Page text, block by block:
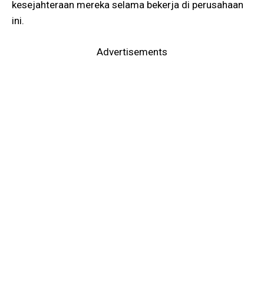
kesejahteraan mereka selama bekerja di perusahaan
ini.
Advertisements